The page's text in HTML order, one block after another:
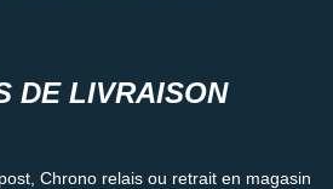
DE LIVRAISON
Chrono relais ou retrait en magasin